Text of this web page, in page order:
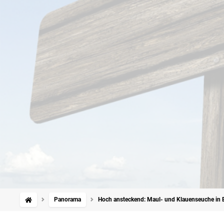
Panorama Hoch ansteckend: Maul- und Klauenseuche in